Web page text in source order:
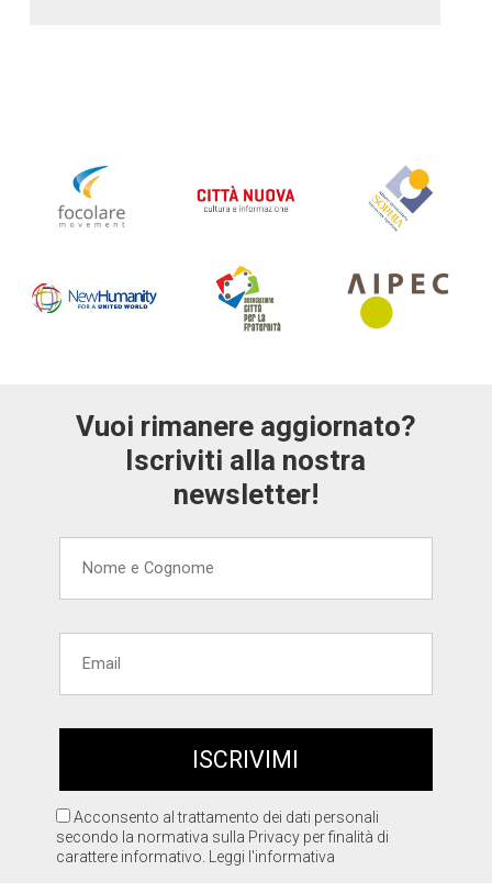
Vuoi rimanere aggiornato?
Iscriviti alla nostra
newsletter!
Acconsento al trattamento dei dati personali
secondo la normativa sulla Privacy per finalità di
carattere informativo. Leggi l'informativa